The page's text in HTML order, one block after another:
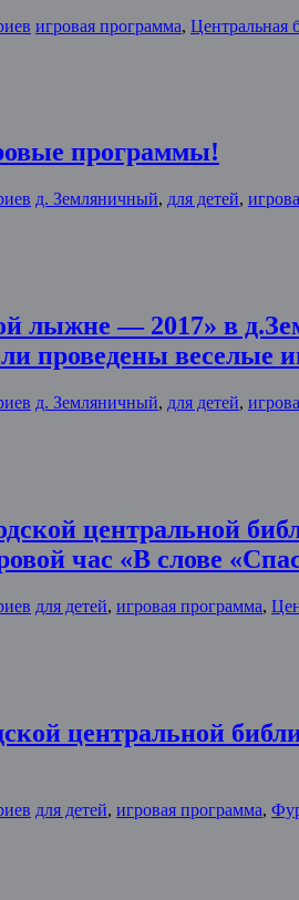
игровая программа, Центральная
программы!
д. Земляничный, для детей,
лыжне — 2017» в
проведены веселые
д. Земляничный, для детей,
центральной
час «В слове
для детей, игровая программа,
центральной
для детей, игровая программа,